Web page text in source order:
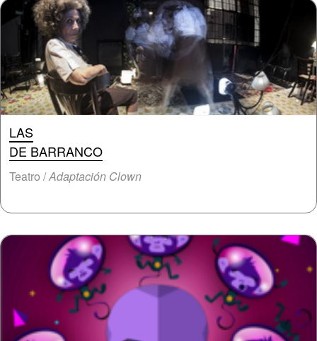
LAS
DE BARRANCO
Teatro /Adaptación Clown